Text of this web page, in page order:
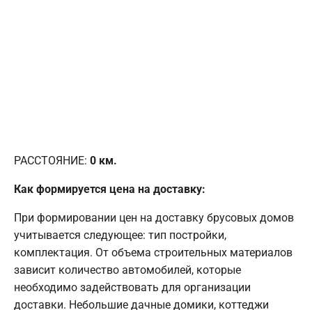
РАССТОЯНИЕ: 0 км.
Как формируется цена на доставку:
При формировании цен на доставку брусовых домов
учитывается следующее: тип постройки,
комплектация. От объема строительных материалов
зависит количество автомобилей, которые
необходимо задействовать для организации
доставки. Небольшие дачные домики, коттеджи